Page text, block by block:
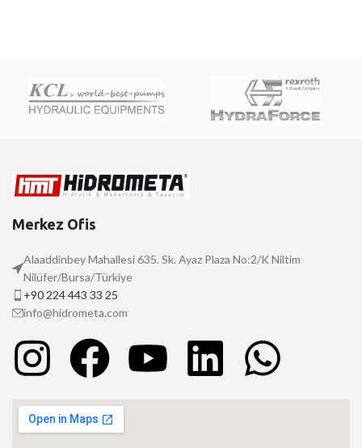
Merkez Ofis
Alaaddinbey Mahallesi 635. Sk. Ayaz Plaza No:2/K Niltim
Nilüfer/Bursa/Türkiye
+90 224 443 33 25
info@hidrometa.com